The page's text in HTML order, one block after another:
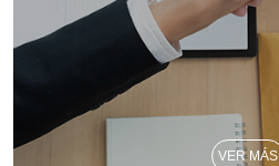
VER MÁS